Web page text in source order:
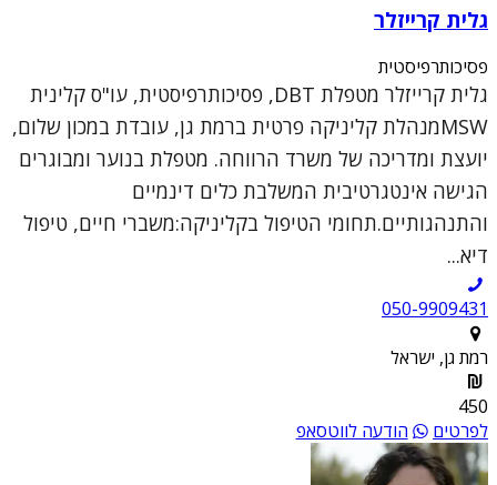
גלית קרייזלר
פסיכותרפיסטית
גלית קרייזלר מטפלת DBT, פסיכותרפיסטית, עו"ס קלינית
MSWמנהלת קליניקה פרטית ברמת גן, עובדת במכון שלום,
יועצת ומדריכה של משרד הרווחה. מטפלת בנוער ומבוגרים
הגישה אינטגרטיבית המשלבת כלים דינמיים
והתנהגותיים.תחומי הטיפול בקליניקה:משברי חיים, טיפול
דיא...
050-9909431
רמת גן, ישראל
450
לפרטים
הודעה לווטסאפ